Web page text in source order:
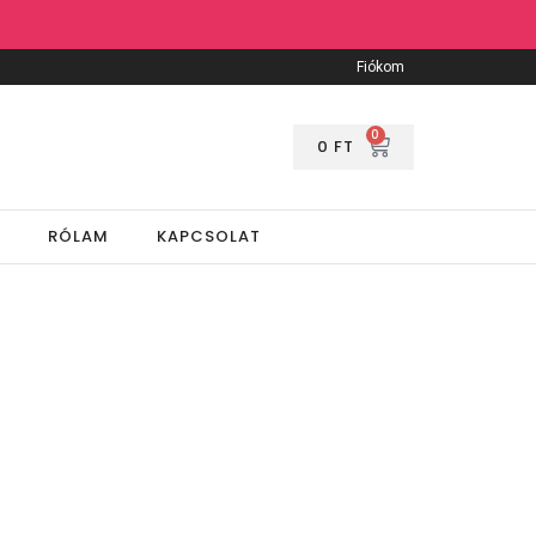
Fiókom
0 FT
0
RÓLAM KAPCSOLAT